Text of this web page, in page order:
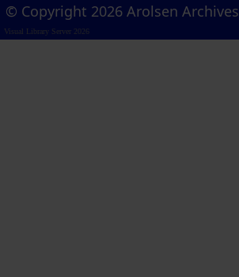
© Copyright 2026 Arolsen Archives
Visual Library Server 2026